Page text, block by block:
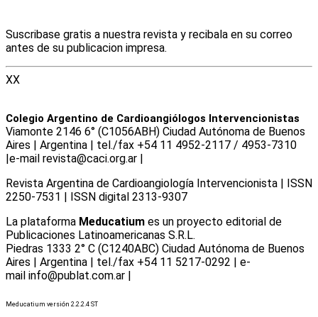
Suscribase gratis a nuestra revista y recibala en su correo
antes de su publicacion impresa.
XX
Colegio Argentino de Cardioangiólogos Intervencionistas
Viamonte 2146 6° (C1056ABH) Ciudad Autónoma de Buenos
Aires | Argentina | tel./fax +54 11 4952-2117 / 4953-7310
|e-mail revista@caci.org.ar |
Revista Argentina de Cardioangiologí­a Intervencionista | ISSN
2250-7531 | ISSN digital 2313-9307
La plataforma Meducatium es un proyecto editorial de
Publicaciones Latinoamericanas S.R.L.
Piedras 1333 2° C (C1240ABC) Ciudad Autónoma de Buenos
Aires | Argentina | tel./fax +54 11 5217-0292 | e-
mail info@publat.com.ar |
Meducatium versión 2.2.2.4 ST